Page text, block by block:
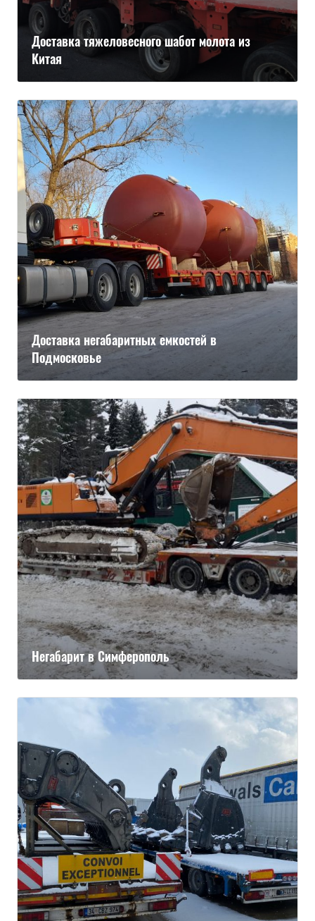
Доставка тяжеловесного шабот молота из
Китая
Доставка негабаритных емкостей в
Подмосковье
Негабарит в Симферополь